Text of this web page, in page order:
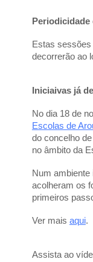
Periodicidade
Estas sessões
decorrerão ao
Iniciaivas já
No dia 18 de
Escolas de
do concelho
no âmbito da
Num
acolheram os
primeiros
Ver mais aqui.
Assista ao